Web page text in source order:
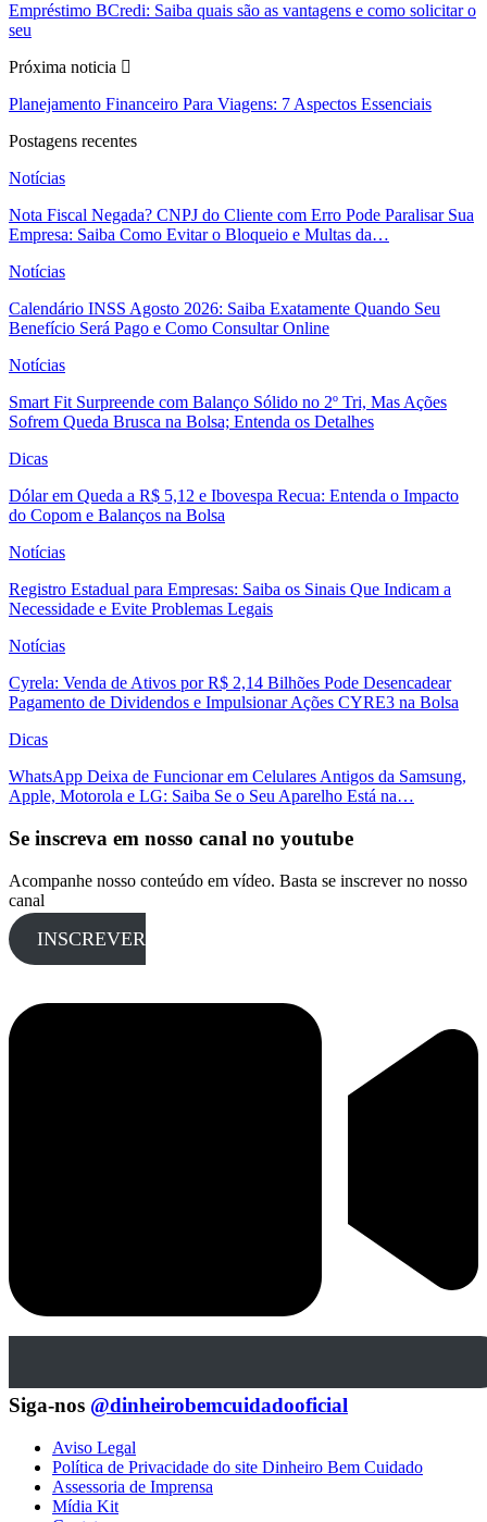
Empréstimo BCredi: Saiba quais são as vantagens e como solicitar o
seu
Próxima noticia
Planejamento Financeiro Para Viagens: 7 Aspectos Essenciais
Postagens recentes
Notícias
Nota Fiscal Negada? CNPJ do Cliente com Erro Pode Paralisar Sua
Empresa: Saiba Como Evitar o Bloqueio e Multas da…
Notícias
Calendário INSS Agosto 2026: Saiba Exatamente Quando Seu
Benefício Será Pago e Como Consultar Online
Notícias
Smart Fit Surpreende com Balanço Sólido no 2º Tri, Mas Ações
Sofrem Queda Brusca na Bolsa; Entenda os Detalhes
Dicas
Dólar em Queda a R$ 5,12 e Ibovespa Recua: Entenda o Impacto
do Copom e Balanços na Bolsa
Notícias
Registro Estadual para Empresas: Saiba os Sinais Que Indicam a
Necessidade e Evite Problemas Legais
Notícias
Cyrela: Venda de Ativos por R$ 2,14 Bilhões Pode Desencadear
Pagamento de Dividendos e Impulsionar Ações CYRE3 na Bolsa
Dicas
WhatsApp Deixa de Funcionar em Celulares Antigos da Samsung,
Apple, Motorola e LG: Saiba Se o Seu Aparelho Está na…
Se inscreva em nosso canal no youtube
Acompanhe nosso conteúdo em vídeo. Basta se inscrever no nosso
canal
INSCREVER
Siga-nos @dinheirobemcuidadooficial
Aviso Legal
Política de Privacidade do site Dinheiro Bem Cuidado
Assessoria de Imprensa
Mídia Kit